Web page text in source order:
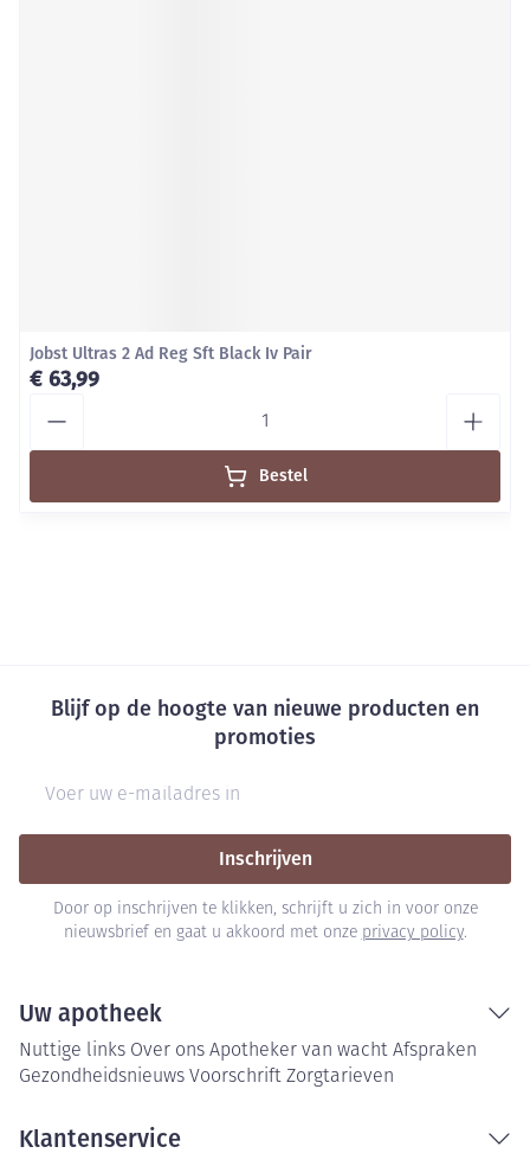
Jobst Ultras 2 Ad Reg Sft Black Iv Pair
€ 63,99
Bestel
Blijf op de hoogte van nieuwe producten en
promoties
Inschrijven
Door op inschrijven te klikken, schrijft u zich in voor onze
nieuwsbrief en gaat u akkoord met onze privacy policy.
Uw apotheek
Nuttige links Over ons Apotheker van wacht Afspraken
Gezondheidsnieuws Voorschrift Zorgtarieven
Klantenservice